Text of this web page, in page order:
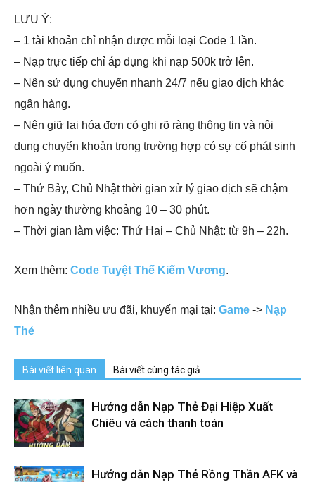
LƯU Ý:
– 1 tài khoản chỉ nhận được mỗi loại Code 1 lần.
– Nạp trực tiếp chỉ áp dụng khi nạp 500k trở lên.
– Nên sử dụng chuyển nhanh 24/7 nếu giao dịch khác
ngân hàng.
– Nên giữ lại hóa đơn có ghi rõ ràng thông tin và nội
dung chuyển khoản trong trường hợp có sự cố phát sinh
ngoài ý muốn.
– Thứ Bảy, Chủ Nhật thời gian xử lý giao dịch sẽ chậm
hơn ngày thường khoảng 10 – 30 phút.
– Thời gian làm việc: Thứ Hai – Chủ Nhật: từ 9h – 22h.
Xem thêm: Code Tuyệt Thế Kiếm Vương.
Nhận thêm nhiều ưu đãi, khuyến mại tại: Game -> Nạp
Thẻ
Bài viết liên quan Bài viết cùng tác giả
Hướng dẫn Nạp Thẻ Đại Hiệp Xuất
Chiêu và cách thanh toán
Hướng dẫn Nạp Thẻ Rồng Thần AFK và